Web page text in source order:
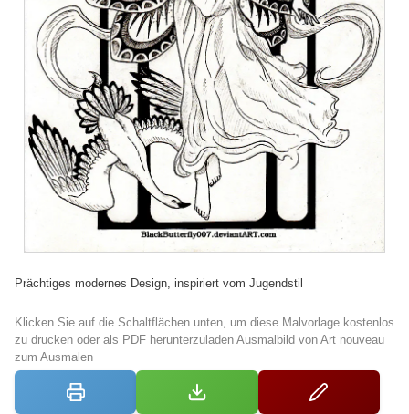
Prächtiges modernes Design, inspiriert vom Jugendstil
Klicken Sie auf die Schaltflächen unten, um diese Malvorlage kostenlos
zu drucken oder als PDF herunterzuladen Ausmalbild von Art nouveau
zum Ausmalen